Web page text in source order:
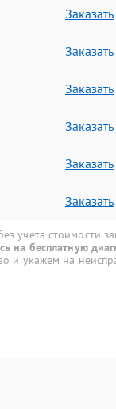
Заказать
Заказать
Заказать
Заказать
Заказать
Заказать
учета стоимости
на бесплатную
и укажем на